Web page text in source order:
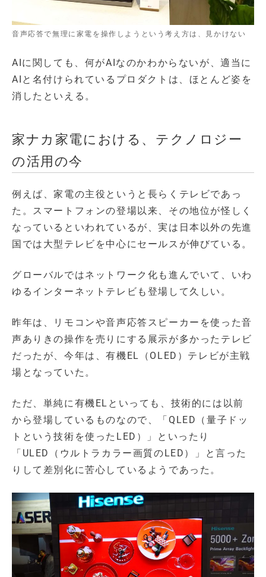
音声応答で無理に家電を操作しようという考え方は、見かけない
AIに関しても、何がAIなのかわからないが、適当に
AIと名付けられているプロダクトは、ほとんど姿を
消したといえる。
家ナカ家電における、テクノロジー
の活用の今
例えば、家電の主役というと長らくテレビであっ
た。スマートフォンの登場以来、その地位が怪しく
なっているといわれているが、実は日本以外の先進
国では大型テレビを中心にセールスが伸びている。
グローバルではネットワーク化も進んでいて、いわ
ゆるインターネットテレビも登場して久しい。
昨年は、リモコンや音声応答スピーカーを使った音
声ありきの操作を売りにする展示が多かったテレビ
だったが、今年は、有機EL（OLED）テレビが主戦
場となっていた。
ただ、単純に有機ELといっても、技術的には以前
から登場しているものなので、「QLED（量子ドッ
トという技術を使ったLED）」といったり
「ULED（ウルトラカラー画質のLED）」と言った
りして差別化に苦心しているようであった。